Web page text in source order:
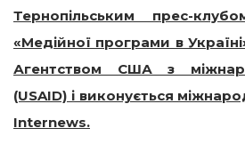
Тернопільським прес-
«Медійної програми в
Агентством США з
(USAID) і виконується
Internews.